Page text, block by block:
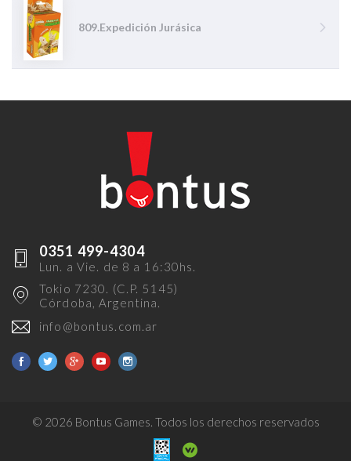
809.Expedición Jurásica
0351 499-4304
Lun. a Vie. de 8 a 16:30hs.
Tokio 7230. (C.P. 5145)
Córdoba, Argentina.
info@bontus.com.ar
FacebookTwitterGoogle+YoutubeInstagram
© 2026 Bontus Games. Todos los derechos reservados